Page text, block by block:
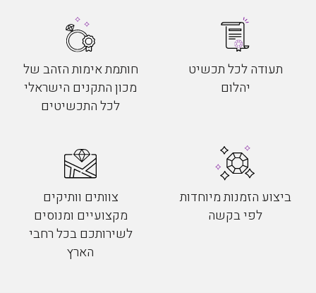
תעודה לכל תכשיט
יהלום
חותמת אימות הזהב של
מכון התקנים הישראלי
לכל התכשיטים
ביצוע הזמנות מיוחדות
לפי בקשה
צוותים וותיקים
מקצועיים ומנוסים
לשירותכם בכל רחבי
הארץ